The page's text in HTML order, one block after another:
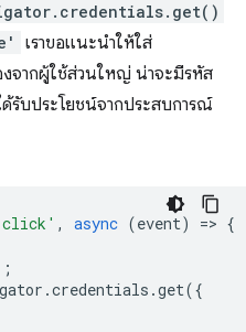
เราขอแนะนำให้ใส่
งจากผู้ใช้ส่วนใหญ่ น่าจะมีรหัส
บประโยชน์จากประสบการณ์
, async (event) => {
.credentials .get({